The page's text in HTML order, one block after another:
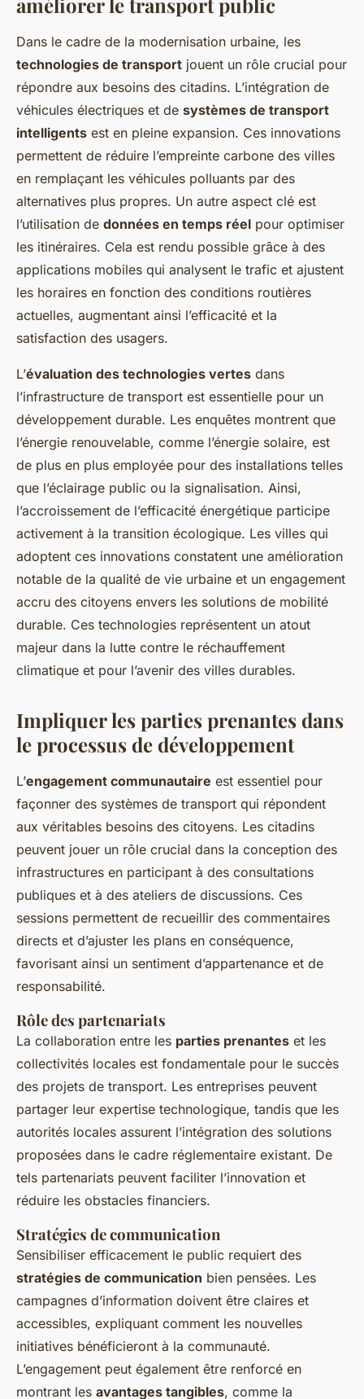
Dans le cadre de la modernisation urbaine, les
technologies de transport jouent un rôle crucial pour
répondre aux besoins des citadins. L’intégration de
véhicules électriques et de systèmes de transport
intelligents est en pleine expansion. Ces innovations
permettent de réduire l’empreinte carbone des villes
en remplaçant les véhicules polluants par des
alternatives plus propres. Un autre aspect clé est
l’utilisation de données en temps réel pour optimiser
les itinéraires. Cela est rendu possible grâce à des
applications mobiles qui analysent le trafic et ajustent
les horaires en fonction des conditions routières
actuelles, augmentant ainsi l’efficacité et la
satisfaction des usagers.
L’évaluation des technologies vertes dans
l’infrastructure de transport est essentielle pour un
développement durable. Les enquêtes montrent que
l’énergie renouvelable, comme l’énergie solaire, est
de plus en plus employée pour des installations telles
que l’éclairage public ou la signalisation. Ainsi,
l’accroissement de l’efficacité énergétique participe
activement à la transition écologique. Les villes qui
adoptent ces innovations constatent une amélioration
notable de la qualité de vie urbaine et un engagement
accru des citoyens envers les solutions de mobilité
durable. Ces technologies représentent un atout
majeur dans la lutte contre le réchauffement
climatique et pour l’avenir des villes durables.
Impliquer les parties prenantes dans
le processus de développement
L’engagement communautaire est essentiel pour
façonner des systèmes de transport qui répondent
aux véritables besoins des citoyens. Les citadins
peuvent jouer un rôle crucial dans la conception des
infrastructures en participant à des consultations
publiques et à des ateliers de discussions. Ces
sessions permettent de recueillir des commentaires
directs et d’ajuster les plans en conséquence,
favorisant ainsi un sentiment d’appartenance et de
responsabilité.
Rôle des partenariats
La collaboration entre les parties prenantes et les
collectivités locales est fondamentale pour le succès
des projets de transport. Les entreprises peuvent
partager leur expertise technologique, tandis que les
autorités locales assurent l’intégration des solutions
proposées dans le cadre réglementaire existant. De
tels partenariats peuvent faciliter l’innovation et
réduire les obstacles financiers.
Stratégies de communication
Sensibiliser efficacement le public requiert des
stratégies de communication bien pensées. Les
campagnes d’information doivent être claires et
accessibles, expliquant comment les nouvelles
initiatives bénéficieront à la communauté.
L’engagement peut également être renforcé en
montrant les avantages tangibles, comme la